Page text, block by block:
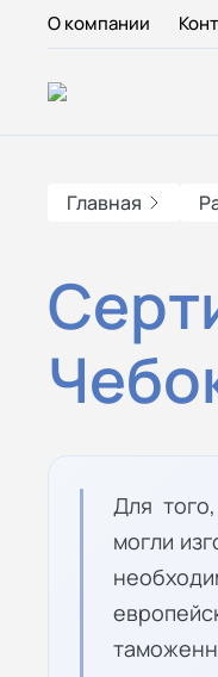
О компании
Главная
Для
могли